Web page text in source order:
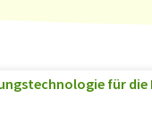
für die